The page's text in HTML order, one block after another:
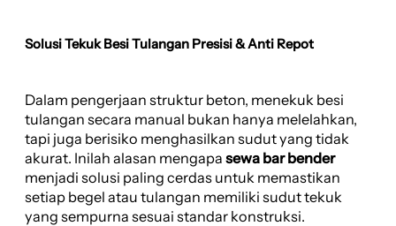
Solusi Tekuk Besi Tulangan Presisi & Anti Repot
Dalam pengerjaan struktur beton, menekuk besi
tulangan secara manual bukan hanya melelahkan,
tapi juga berisiko menghasilkan sudut yang tidak
akurat. Inilah alasan mengapa sewa bar bender
menjadi solusi paling cerdas untuk memastikan
setiap begel atau tulangan memiliki sudut tekuk
yang sempurna sesuai standar konstruksi.